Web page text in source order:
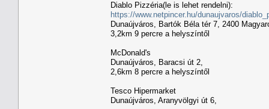
Diablo Pizzéria(le is lehet rendelni):
https://www.netpincer.hu/dunaujvaros/
Dunaújváros, Bartók Béla tér 7, 2400
3,2km 9 percre a helyszíntől
McDonald's
Dunaújváros, Baracsi út 2,
2,6km 8 percre a helyszíntől
Tesco Hipermarket
Dunaújváros, Aranyvölgyi út 6,